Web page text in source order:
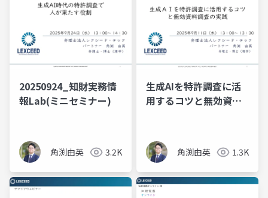
20250924_知財実務情
報Lab(ミニセミナー)
角渕由英 3.2K
生成AIを特許調査に活
用するコツと無効資料
角渕由英 1.3K